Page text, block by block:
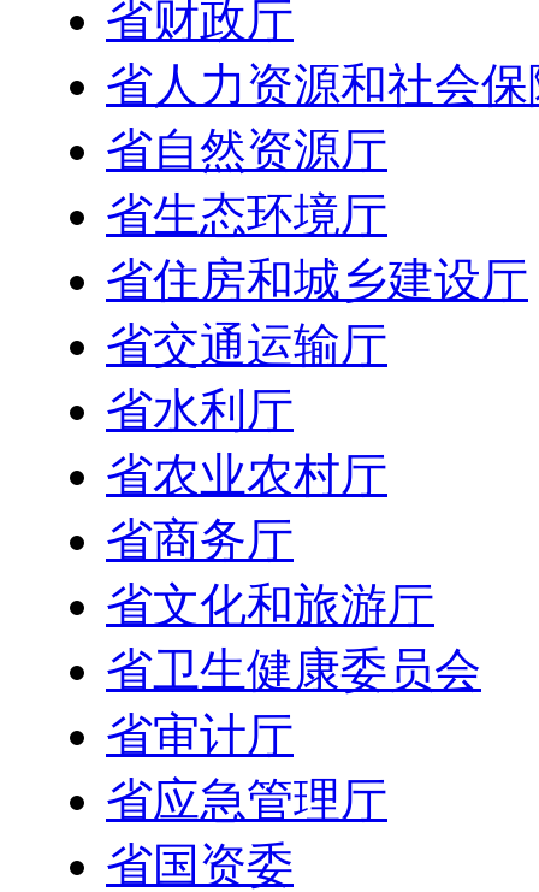
省财政厅
省人力资源和社会
省自然资源厅
省生态环境厅
省住房和城乡建设厅
省交通运输厅
省水利厅
省农业农村厅
省商务厅
省文化和旅游厅
省卫生健康委员会
省审计厅
省应急管理厅
省国资委